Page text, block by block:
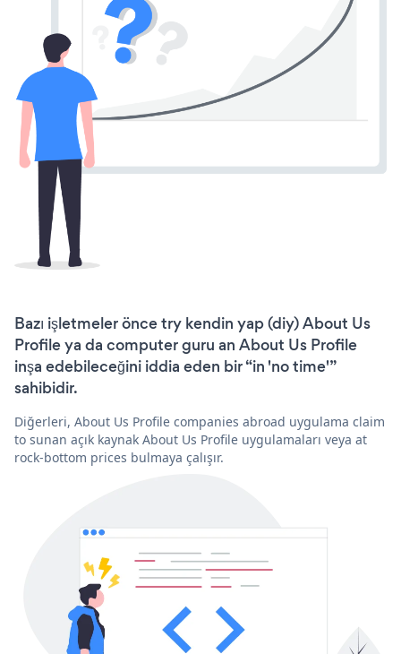
Bazı işletmeler önce try kendin yap (diy) About Us
Profile ya da computer guru an About Us Profile
inşa edebileceğini iddia eden bir “in 'no time'”
sahibidir.
Diğerleri, About Us Profile companies abroad uygulama claim
to sunan açık kaynak About Us Profile uygulamaları veya at
rock-bottom prices bulmaya çalışır.